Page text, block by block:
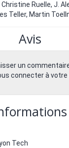
Ruelle, J.
Teller, Martin
Avis
un
connecter à
Tech